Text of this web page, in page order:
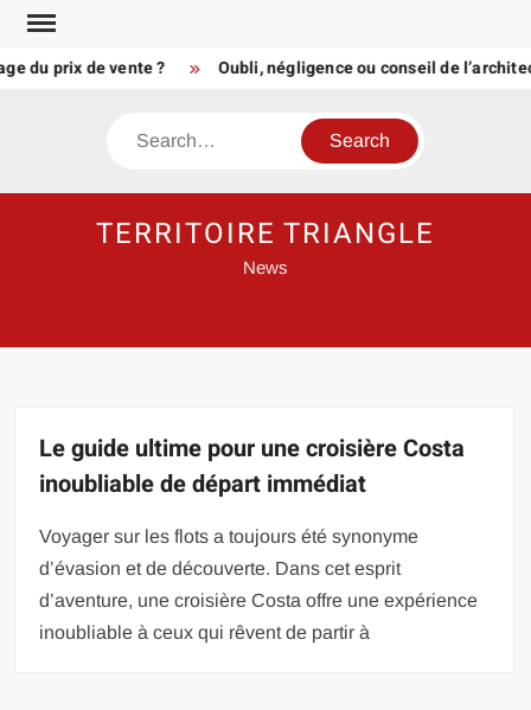
Skip
content
prix de vente ? Oubli, négligence ou conseil de
Search
TERRITOIRE TRIANGLE
News
Le guide ultime pour une croisière Costa
inoubliable de départ immédiat
Voyager sur les flots a toujours été synonyme
d’évasion et de découverte. Dans cet esprit
d’aventure, une croisière Costa offre une expérience
inoubliable à ceux qui rêvent de partir à